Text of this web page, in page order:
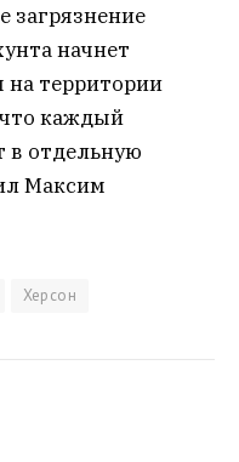
загрязнение
начнет
на территории
каждый
в отдельную
Максим
Херсон